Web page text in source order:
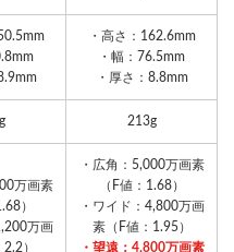
・高さ：162.6mm
・幅：76.5mm
・厚さ：8.8mm
213g
万画素
）
万画
）
・広角：5,000万画素
（F値：1.68）
・ワイド：4,800万画
素（F値：1.95）
・望遠：4,800万画素